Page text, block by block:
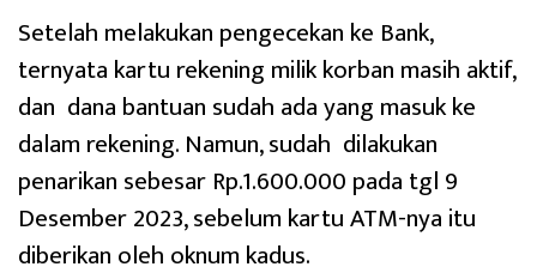
Setelah melakukan pengecekan ke Bank,
ternyata kartu rekening milik korban masih aktif,
dan dana bantuan sudah ada yang masuk ke
dalam rekening. Namun, sudah dilakukan
penarikan sebesar Rp.1.600.000 pada tgl 9
Desember 2023, sebelum kartu ATM-nya itu
diberikan oleh oknum kadus.